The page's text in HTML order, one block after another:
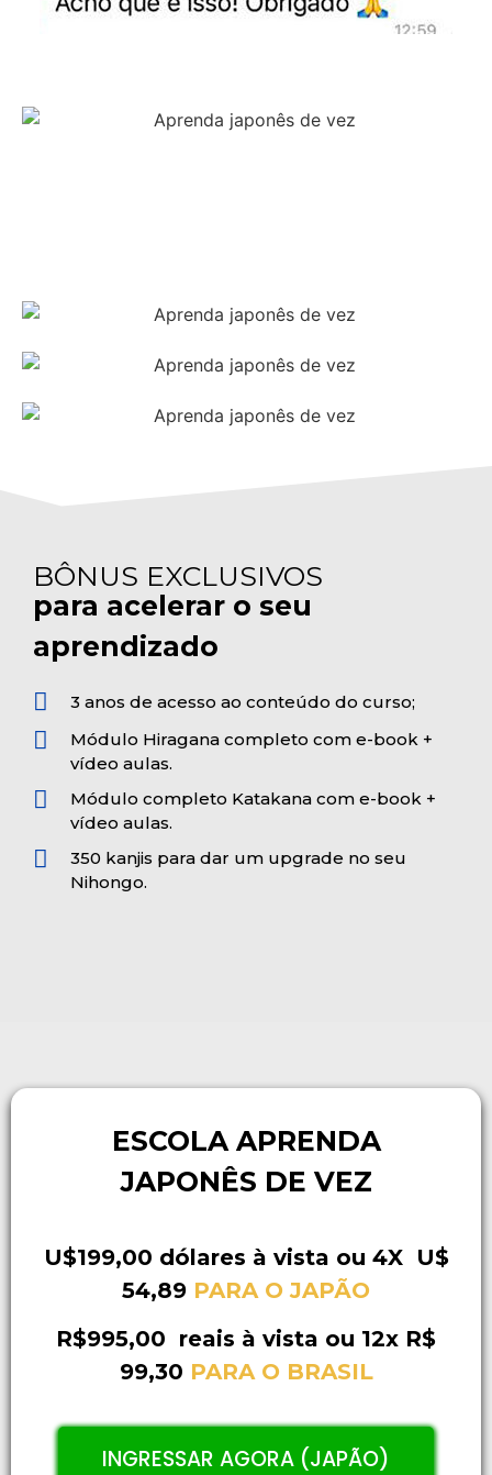
BÔNUS EXCLUSIVOS
para acelerar o seu
aprendizado
3 anos de acesso ao conteúdo do curso;
Módulo Hiragana completo com e-book +
vídeo aulas.
Módulo completo Katakana com e-book +
vídeo aulas.
350 kanjis para dar um upgrade no seu
Nihongo.
ESCOLA APRENDA
JAPONÊS DE VEZ
U$199,00 dólares à vista ou 4X U$
54,89 PARA O JAPÃO
R$995,00 reais à vista ou 12x R$
99,30 PARA O BRASIL
INGRESSAR AGORA (JAPÃO)